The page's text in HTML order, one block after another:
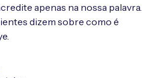
apenas na nossa palavra.
dizem sobre como é